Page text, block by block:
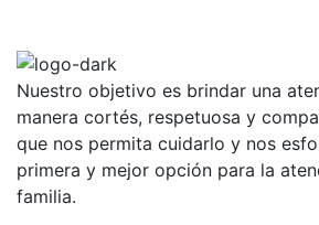
Nuestro objetivo es brindar una
manera cortés, respetuosa y
que nos permita cuidarlo y nos
primera y mejor opción para la
familia.